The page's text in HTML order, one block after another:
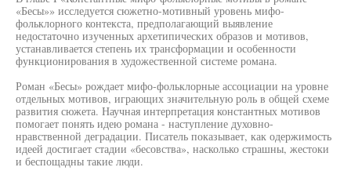
«Бесы»» исследуется сюжетно-мотивный уровень мифо-
фольклорного контекста, предполагающий выявление
недостаточно изученных архетипических образов и мотивов,
устанавливается степень их трансформации и особенности
функционирования в художественной системе романа.
Роман «Бесы» рождает мифо-фольклорные ассоциации на уровне
отдельных мотивов, играющих значительную роль в общей схеме
развития сюжета. Научная интерпретация константных мотивов
помогает понять идею романа - наступление духовно-
нравственной деградации. Писатель показывает, как одержимость
идеей достигает стадии «бесовства», насколько страшны, жестоки
и беспощадны такие люди.